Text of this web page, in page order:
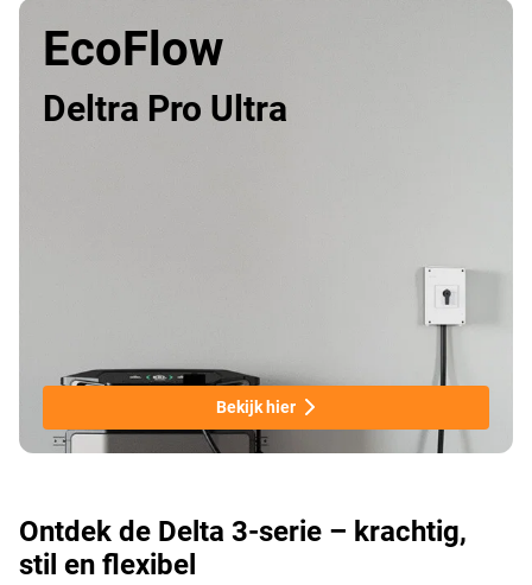
EcoFlow
Deltra Pro Ultra
Bekijk hier
Ontdek de Delta 3-serie – krachtig,
stil en flexibel